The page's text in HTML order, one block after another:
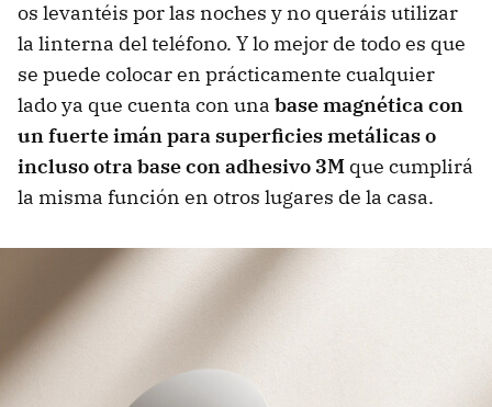
os levantéis por las noches y no queráis utilizar
la linterna del teléfono. Y lo mejor de todo es que
se puede colocar en prácticamente cualquier
lado ya que cuenta con una base magnética con
un fuerte imán para superficies metálicas o
incluso otra base con adhesivo 3M que cumplirá
la misma función en otros lugares de la casa.